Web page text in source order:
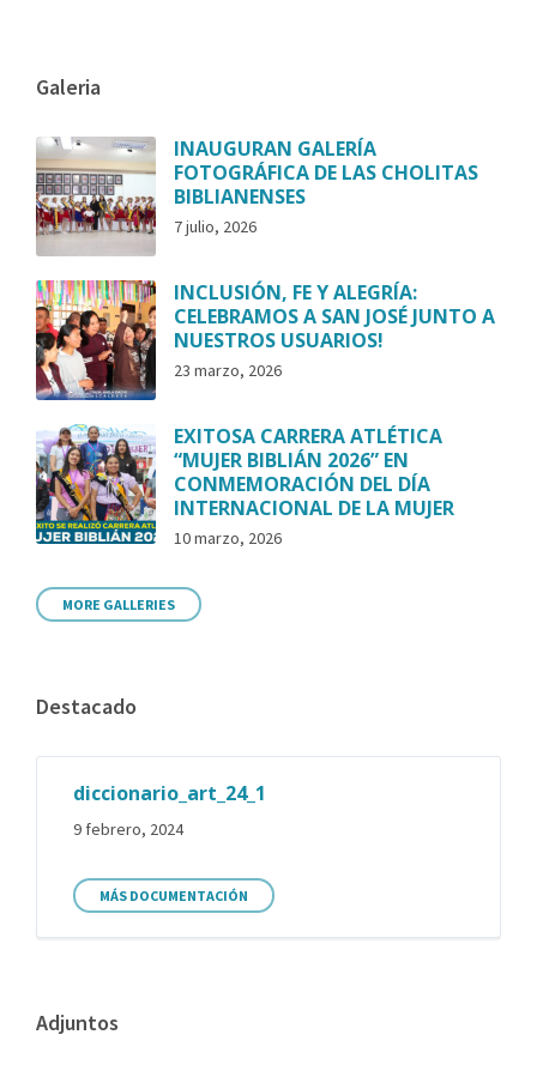
Galeria
INAUGURAN GALERÍA
FOTOGRÁFICA DE LAS CHOLITAS
BIBLIANENSES
7 julio, 2026
INCLUSIÓN, FE Y ALEGRÍA:
CELEBRAMOS A SAN JOSÉ JUNTO A
NUESTROS USUARIOS!
23 marzo, 2026
EXITOSA CARRERA ATLÉTICA
“MUJER BIBLIÁN 2026” EN
CONMEMORACIÓN DEL DÍA
INTERNACIONAL DE LA MUJER
10 marzo, 2026
MORE GALLERIES
Destacado
diccionario_art_24_1
9 febrero, 2024
MÁS DOCUMENTACIÓN
Adjuntos